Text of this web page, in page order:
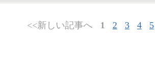
<<新しい記事へ 1 2 3 4 5